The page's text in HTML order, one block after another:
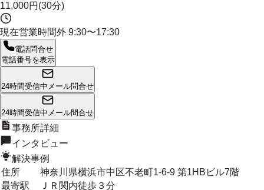
11,000円(30分)
現在営業時間外 9:30〜17:30
電話問合せ
電話番号を表示
24時間受信中 メール問合せ
24時間受信中 メール問合せ
事務所詳細
インタビュー
解決事例
住所
神奈川県横浜市中区不老町1-6-9 第1HBビル7階
最寄駅
ＪＲ関内徒歩３分